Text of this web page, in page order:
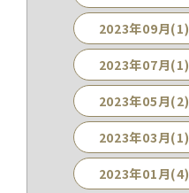
2023年09月(1)
2023年07月(1)
2023年05月(2)
2023年03月(1)
2023年01月(4)